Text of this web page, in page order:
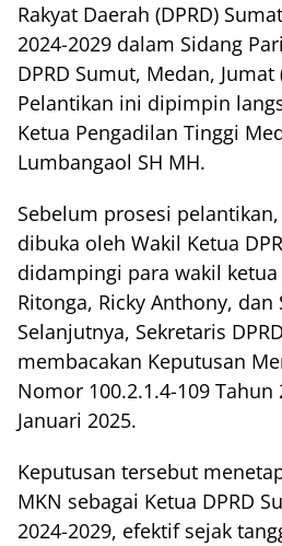
Rakyat Daerah (DPRD)
2024-2029 dalam Sidang
DPRD Sumut, Medan, Jumat
Pelantikan ini dipimpin
Ketua Pengadilan Tinggi
Lumbangaol SH MH.
Sebelum prosesi
dibuka oleh Wakil Ketua
didampingi para wakil
Ritonga, Ricky Anthony,
Selanjutnya, Sekretaris
membacakan Keputusan
Nomor 100.2.1.4-109 Tahun
Januari 2025.
Keputusan tersebut
MKN sebagai Ketua DPRD
2024-2029, efektif sejak